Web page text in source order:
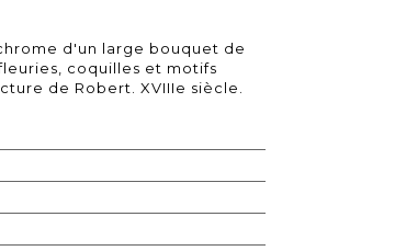
d'un large bouquet de
coquilles et motifs
de Robert. XVIIIe siècle.